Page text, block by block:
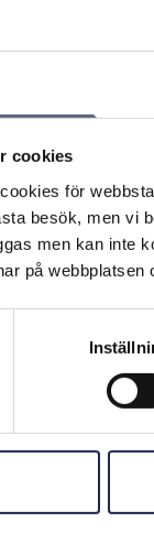
cookies
för
besök, men vi
men kan inte
på
Att
Vad
något?